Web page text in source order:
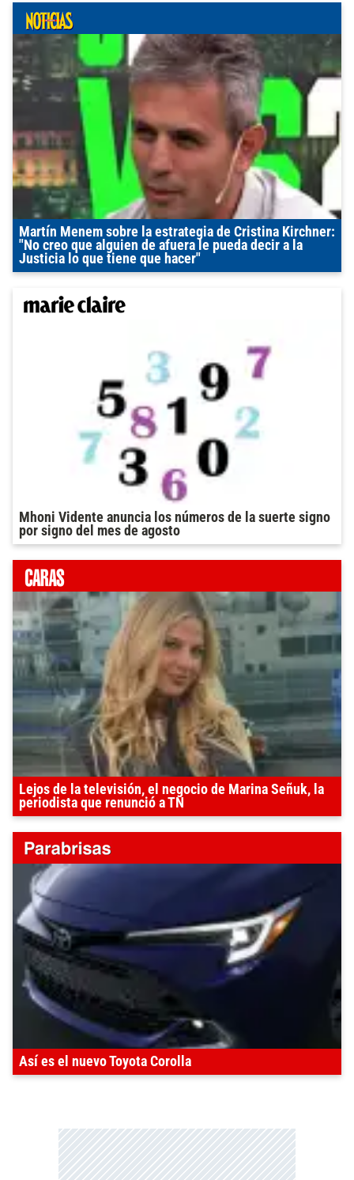
Martín Menem sobre la estrategia de Cristina Kirchner:
"No creo que alguien de afuera le pueda decir a la
Justicia lo que tiene que hacer"
Mhoni Vidente anuncia los números de la suerte signo
por signo del mes de agosto
Lejos de la televisión, el negocio de Marina Señuk, la
periodista que renunció a TN
Así es el nuevo Toyota Corolla